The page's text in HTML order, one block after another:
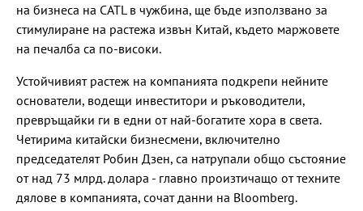
на бизнеса на CATL в чужбина, ще бъде използвано за
стимулиране на растежа извън Китай, където маржовете
на печалба са по-високи.
Устойчивият растеж на компанията подкрепи нейните
основатели, водещи инвеститори и ръководители,
превръщайки ги в едни от най-богатите хора в света.
Четирима китайски бизнесмени, включително
председателят Робин Дзен, са натрупали общо състояние
от над 73 млрд. долара - главно произтичащо от техните
дялове в компанията, сочат данни на Bloomberg.